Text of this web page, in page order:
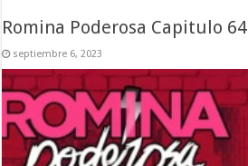
Romina Poderosa Capitulo 64
septiembre 6, 2023